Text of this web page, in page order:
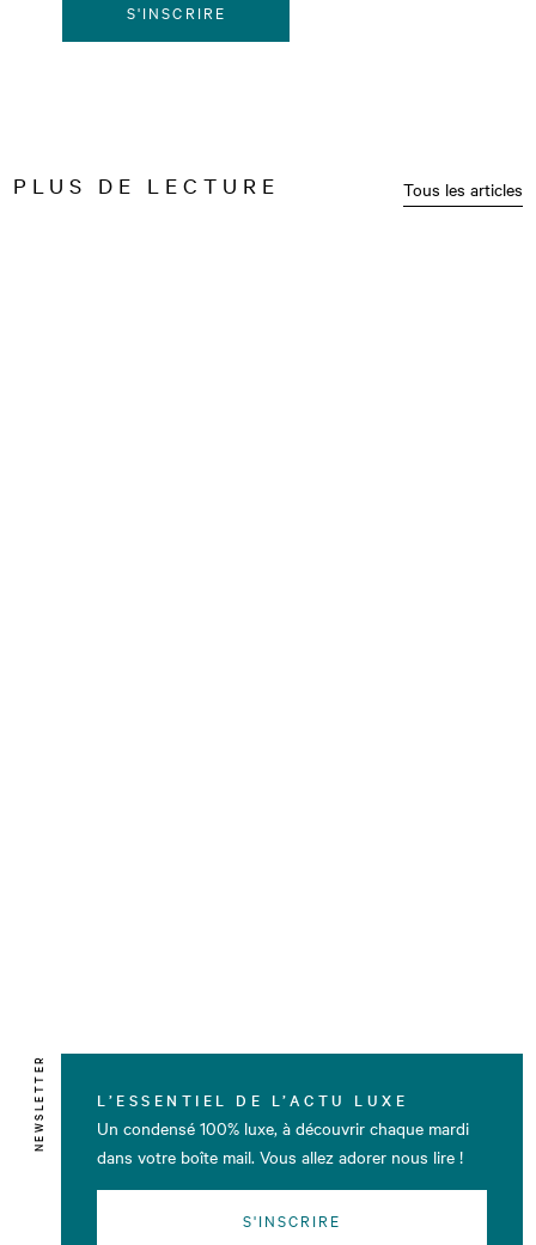
S'INSCRIRE
PLUS DE LECTURE Tous les articles
NEWSLETTER L’ESSENTIEL DE L’ACTU LUXE
Un condensé 100% luxe, à découvrir chaque mardi
dans votre boîte mail. Vous allez adorer nous lire !
S'INSCRIRE